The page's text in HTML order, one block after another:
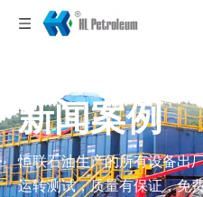
新闻案例
恒联石油生产的所有设备出
运转测试，质量有保证，免